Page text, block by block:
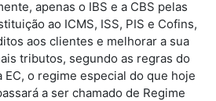
apenas o IBS e a CBS pelas
ao ICMS, ISS, PIS e Cofins,
aos clientes e melhorar a sua
tributos, segundo as regras do
EC, o regime especial do que hoje
a ser chamado de Regime